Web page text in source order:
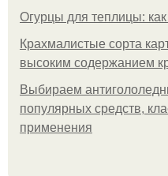
Огурцы для теплицы:
Крахмалистые сорта
высоким содержанием
Выбираем
популярных средств,
применения